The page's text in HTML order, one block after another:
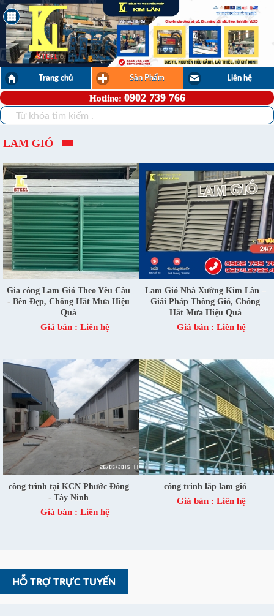
STEEL
Trang chủ Sản Phẩm Liên hệ
Hotline: 0902 739 766
LAM GIÓ
Gia công Lam Gió Theo Yêu Cầu
- Bền Đẹp, Chống Hắt Mưa Hiệu
Quả
Giá bán : Liên hệ
Lam Gió Nhà Xưởng Kim Lân –
Giải Pháp Thông Gió, Chống
Hắt Mưa Hiệu Quả
Giá bán :Liên hệ
công trình tại KCN Phước Đông
- Tây Ninh
Giá bán : Liên hệ
công trinh lắp lam gió
Giá bán :Liên hệ
HỖ TRỢ TRỰC TUYẾN